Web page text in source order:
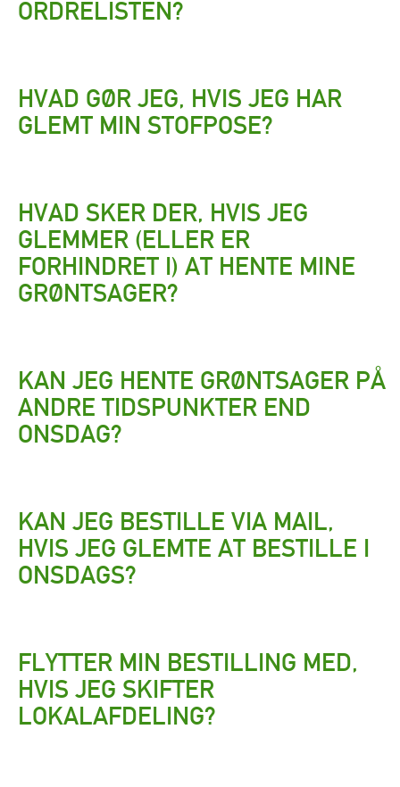
ORDRELISTEN?
HVAD GØR JEG, HVIS JEG HAR
GLEMT MIN STOFPOSE?
HVAD SKER DER, HVIS JEG
GLEMMER (ELLER ER
FORHINDRET I) AT HENTE MINE
GRØNTSAGER?
KAN JEG HENTE GRØNTSAGER PÅ
ANDRE TIDSPUNKTER END
ONSDAG?
KAN JEG BESTILLE VIA MAIL,
HVIS JEG GLEMTE AT BESTILLE I
ONSDAGS?
FLYTTER MIN BESTILLING MED,
HVIS JEG SKIFTER
LOKALAFDELING?